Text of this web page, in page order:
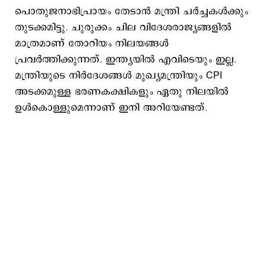
പൊതുജനാഭിപ്രായം തേടാൻ മന്ത്രി ചർച്ചകൾക്കും
തുടക്കമിട്ടു. ചുരുക്കം ചില വിദേശരാജ്യങ്ങളിൽ
മാത്രമാണ് തോറിയം നിലയങ്ങൾ
പ്രവർത്തിക്കുന്നത്. ഇന്ത്യയിൽ എവിടെയും ഇല്ല.
മന്ത്രിയുടെ നിർദേശങ്ങൾ മുഖ്യമന്ത്രിയും CPI
അടക്കമുള്ള ഭരണകക്ഷികളും ഏതു നിലയിൽ
ഉൾകൊള്ളുമെന്നാണ് ഇനി അറിയേണ്ടത്.